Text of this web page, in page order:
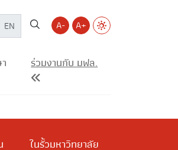
EN A- A+
ร่วมงานกับ มฟล.
ในรั้วมหาวิทยาลัย